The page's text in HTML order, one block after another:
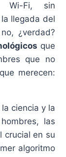
Wi-Fi, sin
llegada del
¿verdad?
que
que no
merecen:
ciencia y la
las
crucial en su
algoritmo